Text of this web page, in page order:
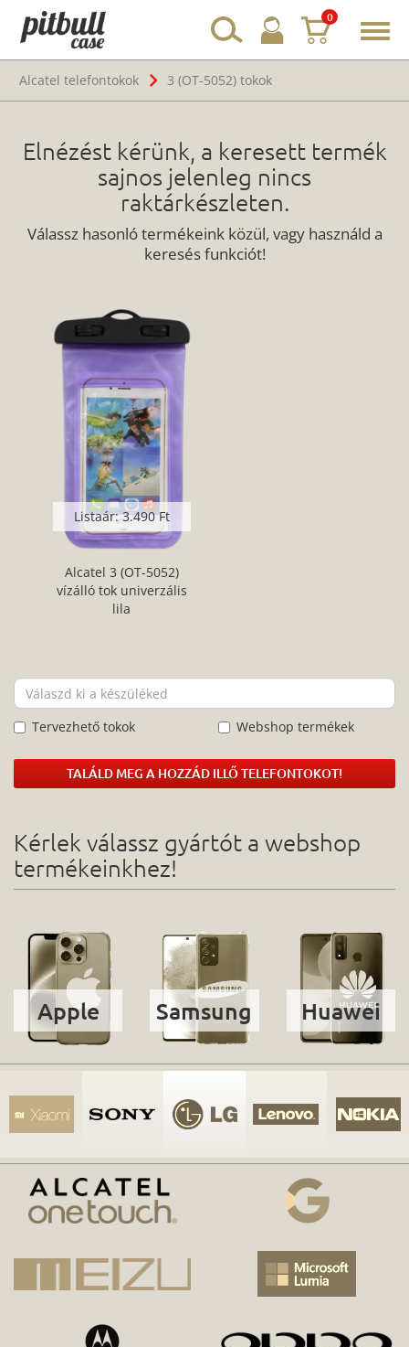
0
Alcatel telefontokok
3 (OT-5052) tokok
Elnézést kérünk, a keresett termék
sajnos jelenleg nincs
raktárkészleten.
Válassz hasonló termékeink közül, vagy használd a
keresés funkciót!
Listaár:3.490 Ft
Alcatel 3 (OT-5052)
vízálló tok univerzális
lila
Tervezhető tokok Webshop termékek
TALÁLD MEG A HOZZÁD ILLŐ TELEFONTOKOT!
Kérlek válassz gyártót a webshop
termékeinkhez!
Apple Samsung Huawei